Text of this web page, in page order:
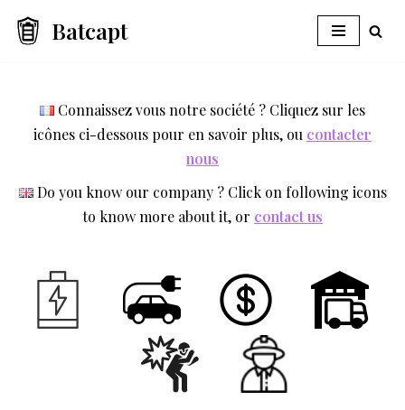
Aller
Batcapt
Connaissez vous notre société ? Cliquez sur les
icônes ci-dessous pour en savoir plus, ou contacter
nous
Do you know our company ? Click on following icons
to know more about it, or contact us